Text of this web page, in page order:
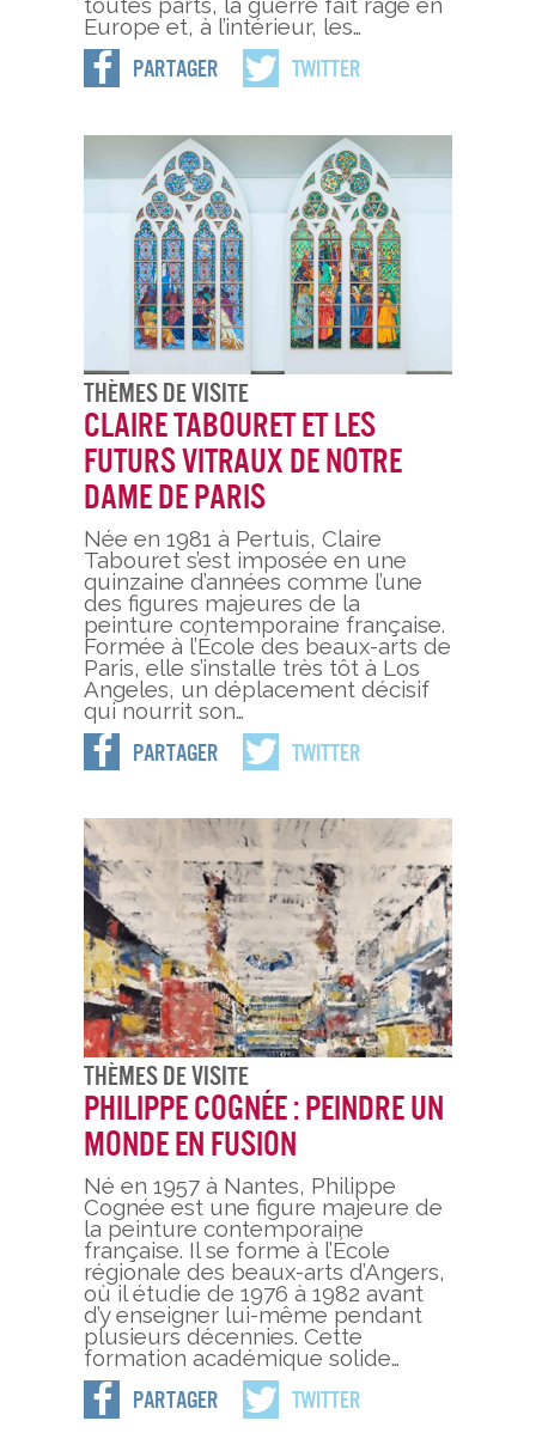
Europe et, à l’intérieur, les…
Partager Twitter
Thèmes De Visite
Claire Tabouret et les
futurs vitraux de Notre
Dame de Paris
Née en 1981 à Pertuis, Claire
Tabouret s’est imposée en une
quinzaine d’années comme l’une
des figures majeures de la
peinture contemporaine française.
Formée à l’École des beaux-arts de
Paris, elle s’installe très tôt à Los
Angeles, un déplacement décisif
qui nourrit son…
Partager Twitter
Thèmes De Visite
Philippe Cognée : peindre un
monde en fusion
Né en 1957 à Nantes, Philippe
Cognée est une figure majeure de
la peinture contemporaine
française. Il se forme à l’École
régionale des beaux-arts d’Angers,
où il étudie de 1976 à 1982 avant
d’y enseigner lui-même pendant
plusieurs décennies. Cette
formation académique solide…
Partager Twitter